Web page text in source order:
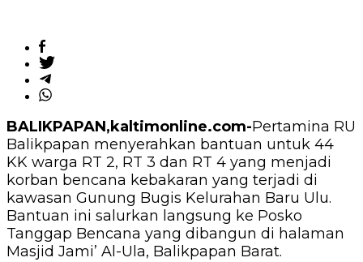
BALIKPAPAN,kaltimonline.com-Pertamina RU
Balikpapan menyerahkan bantuan untuk 44
KK warga RT 2, RT 3 dan RT 4 yang menjadi
korban bencana kebakaran yang terjadi di
kawasan Gunung Bugis Kelurahan Baru Ulu.
Bantuan ini salurkan langsung ke Posko
Tanggap Bencana yang dibangun di halaman
Masjid Jami’ Al-Ula, Balikpapan Barat.